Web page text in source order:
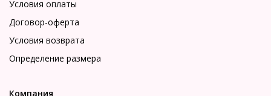
Условия оплаты
Договор-оферта
Условия возврата
Определение размера
Компания